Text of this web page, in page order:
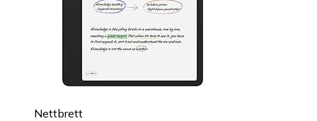
Nettbrett